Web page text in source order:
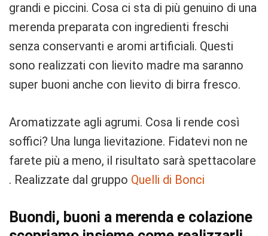
grandi e piccini. Cosa ci sta di più genuino di una
merenda preparata con ingredienti freschi
senza conservanti e aromi artificiali. Questi
sono realizzati con lievito madre ma saranno
super buoni anche con lievito di birra fresco.
Aromatizzate agli agrumi. Cosa li rende così
soffici? Una lunga lievitazione. Fidatevi non ne
farete più a meno, il risultato sarà spettacolare
. Realizzate dal gruppo Quelli di Bonci
Buondi, buoni a merenda e colazione